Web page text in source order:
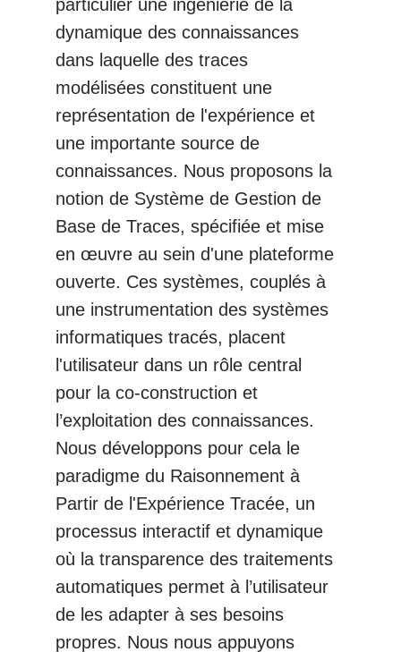
particulier une ingénierie de la
dynamique des connaissances
dans laquelle des traces
modélisées constituent une
représentation de l'expérience et
une importante source de
connaissances. Nous proposons la
notion de Système de Gestion de
Base de Traces, spécifiée et mise
en œuvre au sein d'une plateforme
ouverte. Ces systèmes, couplés à
une instrumentation des systèmes
informatiques tracés, placent
l'utilisateur dans un rôle central
pour la co-construction et
l’exploitation des connaissances.
Nous développons pour cela le
paradigme du Raisonnement à
Partir de l'Expérience Tracée, un
processus interactif et dynamique
où la transparence des traitements
automatiques permet à l’utilisateur
de les adapter à ses besoins
propres. Nous nous appuyons